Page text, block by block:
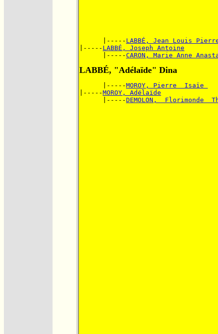
      |-----
LABBÉ, Jean Louis
|----- LABBÉ, Joseph Antoine
      |-----
CARON, Marie Anne
LABBÉ, "Adélaïde" Dina
      |-----
MOROY, Pierre  Isaïe
|-----MOROY, Adélaïde
      |-----
DEMOLON,  Florimonde